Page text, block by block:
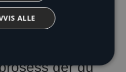
bolig eller
en
der du
ALLE